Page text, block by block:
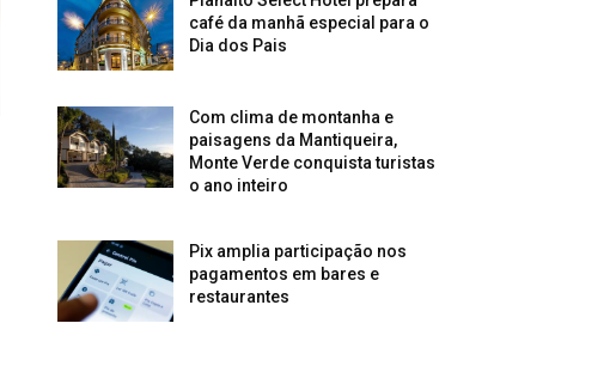
café da manhã especial para o
Dia dos Pais
Com clima de montanha e
paisagens da Mantiqueira,
Monte Verde conquista turistas
o ano inteiro
Pix amplia participação nos
pagamentos em bares e
restaurantes